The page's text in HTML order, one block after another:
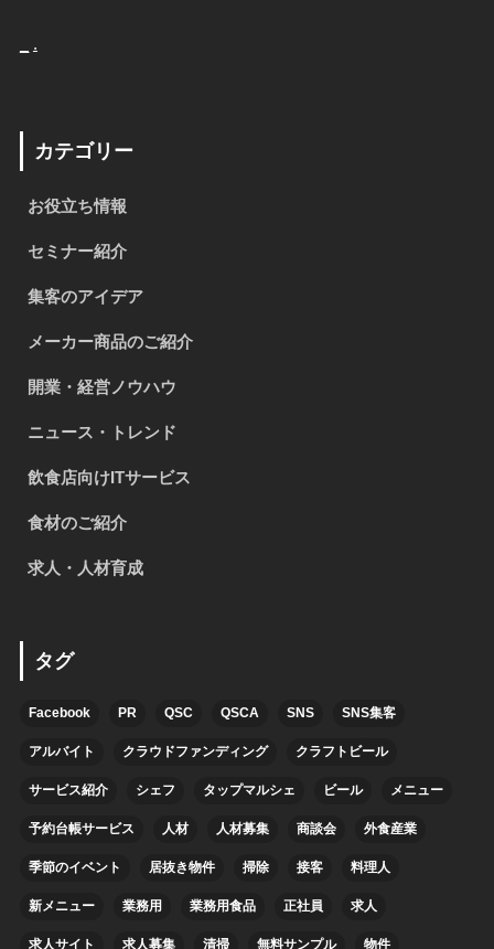
.
カテゴリー
お役立ち情報
セミナー紹介
集客のアイデア
メーカー商品のご紹介
開業・経営ノウハウ
ニュース・トレンド
飲食店向けITサービス
食材のご紹介
求人・人材育成
タグ
Facebook PR QSC QSCA SNS SNS集客
アルバイト クラウドファンディング クラフトビール
サービス紹介 シェフ タップマルシェ ビール メニュー
予約台帳サービス 人材 人材募集 商談会 外食産業
季節のイベント 居抜き物件 掃除 接客 料理人
新メニュー 業務用 業務用食品 正社員 求人
求人サイト 求人募集 清掃 無料サンプル 物件